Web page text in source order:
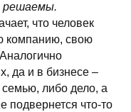
решаемы.
что человек
компанию, свою
да и в бизнесе –
либо дело, а
подвернется что-то